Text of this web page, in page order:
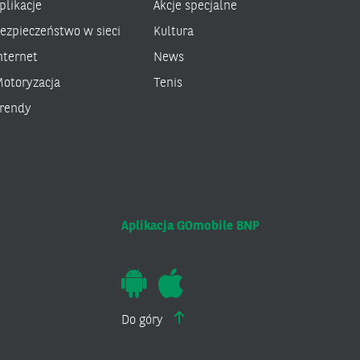
w sieci
Akcje specjalne
Kultura
News
Tenis
Aplikacja GOmobile BNP
Do góry